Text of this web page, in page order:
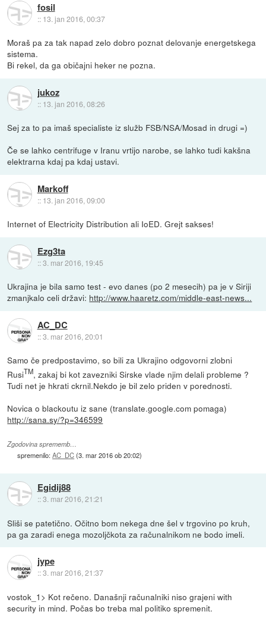
fosil
:: 13. jan 2016, 00:37
Moraš pa za tak napad zelo dobro poznat delovanje energetskega
sistema.
Bi rekel, da ga običajni heker ne pozna.
jukoz
:: 13. jan 2016, 08:26
Sej za to pa imaš specialiste iz služb FSB/NSA/Mosad in drugi =)
Če se lahko centrifuge v Iranu vrtijo narobe, se lahko tudi kakšna
elektrarna kdaj pa kdaj ustavi.
Markoff
:: 13. jan 2016, 09:00
Internet of Electricity Distribution ali IoED. Grejt sakses!
Ezg3ta
::3. mar 2016, 19:45
Ukrajina je bila samo test - evo danes (po 2 mesecih) pa je v Siriji
zmanjkalo celi državi: http://www.haaretz.com/middle-east-news...
AC_DC
::3. mar 2016, 20:01
Samo če predpostavimo, so bili za Ukrajino odgovorni zlobni
RusiTM, zakaj bi kot zavezniki Sirske vlade njim delali probleme ?
Tudi net je hkrati ckrnil.Nekdo je bil zelo priden v porednosti.
Novica o blackoutu iz sane (translate.google.com pomaga)
http://sana.sy/?p=346599
Zgodovina sprememb…
spremenilo:AC_DC(3. mar 2016 ob 20:02)
Egidij88
::3. mar 2016, 21:21
Sliši se patetično. Očitno bom nekega dne šel v trgovino po kruh,
pa ga zaradi enega mozoljčkota za računalnikom ne bodo imeli.
jype
::3. mar 2016, 21:37
vostok_1> Kot rečeno. Današnji računalniki niso grajeni with
security in mind. Počas bo treba mal politiko spremenit.